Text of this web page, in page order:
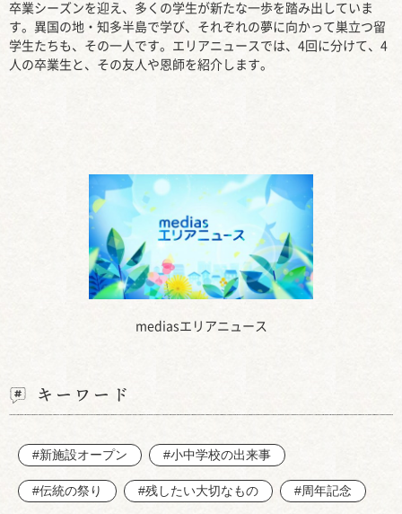
mediasエリアニュース
卒業シーズンを迎え、多くの学生が新たな一歩を踏み出していま
す。異国の地・知多半島で学び、それぞれの夢に向かって巣立つ留
学生たちも、その一人です。エリアニュースでは、4回に分けて、4
人の卒業生と、その友人や恩師を紹介します。
キーワード
#新施設オープン #小中学校の出来事
#伝統の祭り #残したい大切なもの #周年記念